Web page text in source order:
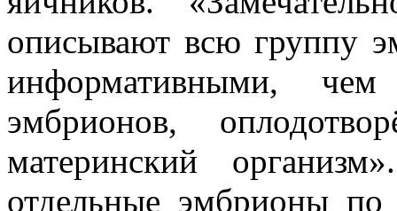
описывают всю группу
информативными, чем
эмбрионов,
материнский
отдельные эмбрионы по